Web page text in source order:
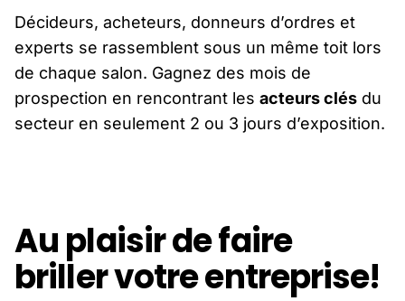
Décideurs, acheteurs, donneurs d’ordres et
experts se rassemblent sous un même toit lors
de chaque salon. Gagnez des mois de
prospection en rencontrant les acteurs clés du
secteur en seulement 2 ou 3 jours d’exposition.
Au plaisir de faire
briller votre entreprise!